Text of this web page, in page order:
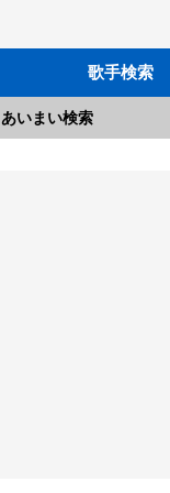
歌手検索
あいまい検索